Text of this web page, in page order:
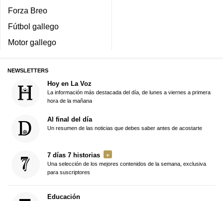
Forza Breo
Fútbol gallego
Motor gallego
NEWSLETTERS
Hoy en La Voz
La información más destacada del día, de lunes a viernes a primera
hora de la mañana
Al final del día
Un resumen de las noticias que debes saber antes de acostarte
7 días 7 historias
Una selección de los mejores contenidos de la semana, exclusiva
para suscriptores
Educación